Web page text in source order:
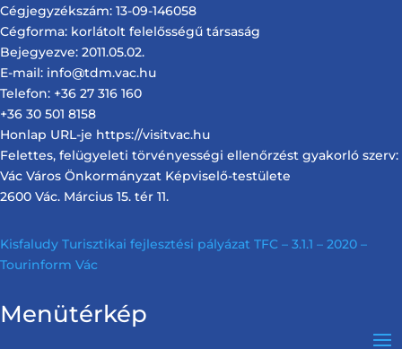
Cégjegyzékszám: 13-09-146058
Cégforma: korlátolt felelősségű társaság
Bejegyezve: 2011.05.02.
E-mail: info@tdm.vac.hu
Telefon: +36 27 316 160
+36 30 501 8158
Honlap URL-je https://visitvac.hu
Felettes, felügyeleti törvényességi ellenőrzést gyakorló szerv:
Vác Város Önkormányzat Képviselő-testülete
2600 Vác. Március 15. tér 11.
Kisfaludy Turisztikai fejlesztési pályázat TFC – 3.1.1 – 2020 –
Tourinform Vác
Menütérkép